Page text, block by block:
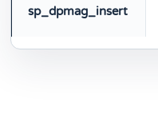
sp_dpmag_insert